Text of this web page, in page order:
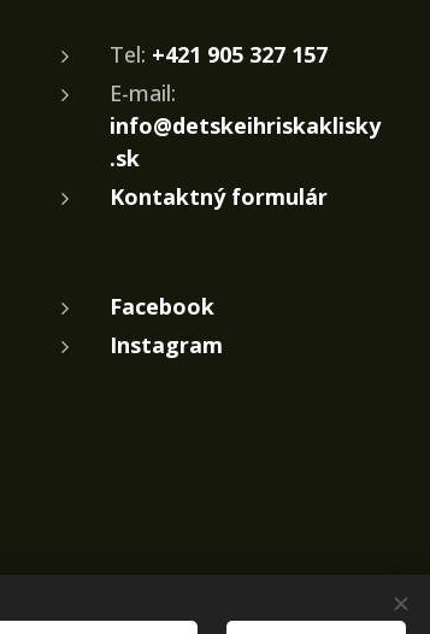
Tel: +421 905 327 157
E-mail:
info@detskeihriskaklisky
.sk
Kontaktný formulár
Facebook
Instagram